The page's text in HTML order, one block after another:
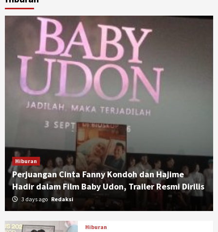
Hiburan
Perjuangan Cinta Fanny Kondoh dan Hajime
Hadir dalam Film Baby Udon, Trailer Resmi Dirilis
3 days ago Redaksi
Hiburan